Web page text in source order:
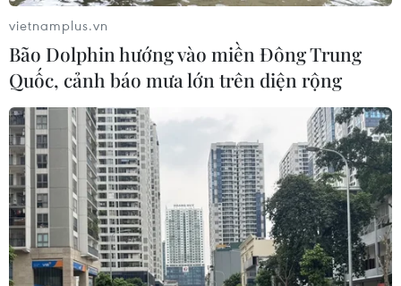
TIN CÙNG CHUYÊN MỤC
Thành lập Hội đồng cấp Nhà nước
vietnamplus.vn
Bão Dolphin hướng vào miền Đông Trung
Quốc, cảnh báo mưa lớn trên diện rộng